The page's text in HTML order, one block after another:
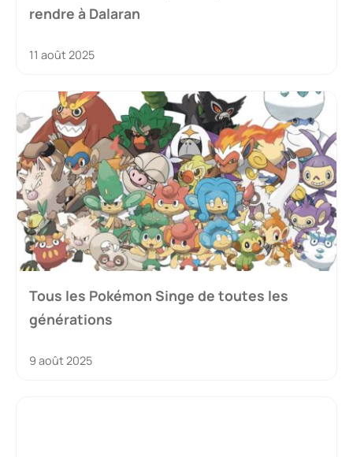
rendre à Dalaran
11 août 2025
Tous les Pokémon Singe de toutes les
générations
9 août 2025